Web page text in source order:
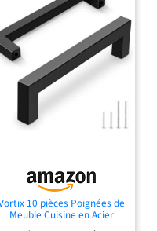
10 pièces Poignées de
Meuble Cuisine en Acier
Inoxydable Noir [160 mm] -